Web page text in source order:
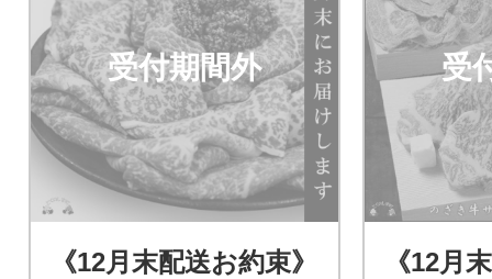
受付期間外
《12月末配送お約束》
受
《12月